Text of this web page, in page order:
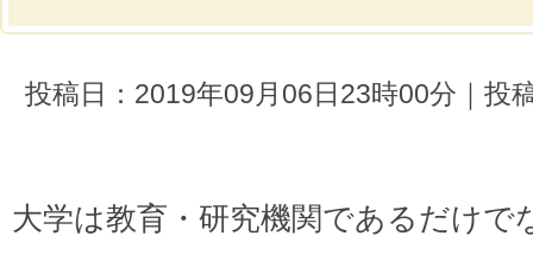
投稿日：2019年09月06日23時00分｜投
大学は教育・研究機関であるだけで